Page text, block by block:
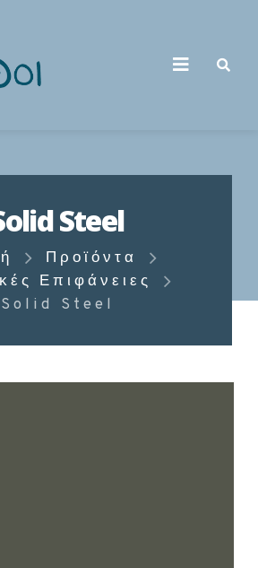
Steel
Προϊόντα
Επιφάνειες
Solid Steel